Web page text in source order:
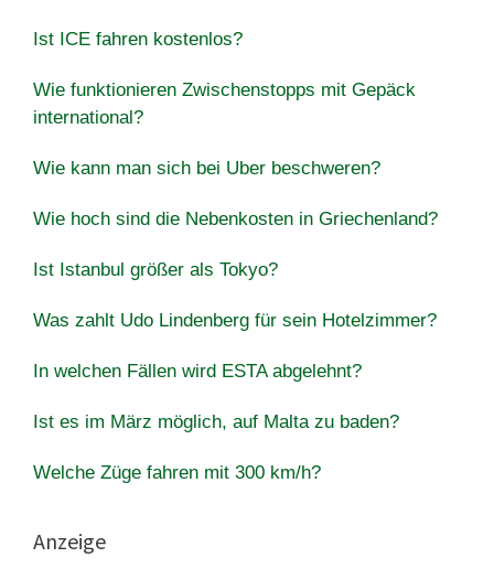
Ist ICE fahren kostenlos?
Wie funktionieren Zwischenstopps mit Gepäck
international?
Wie kann man sich bei Uber beschweren?
Wie hoch sind die Nebenkosten in Griechenland?
Ist Istanbul größer als Tokyo?
Was zahlt Udo Lindenberg für sein Hotelzimmer?
In welchen Fällen wird ESTA abgelehnt?
Ist es im März möglich, auf Malta zu baden?
Welche Züge fahren mit 300 km/h?
Anzeige